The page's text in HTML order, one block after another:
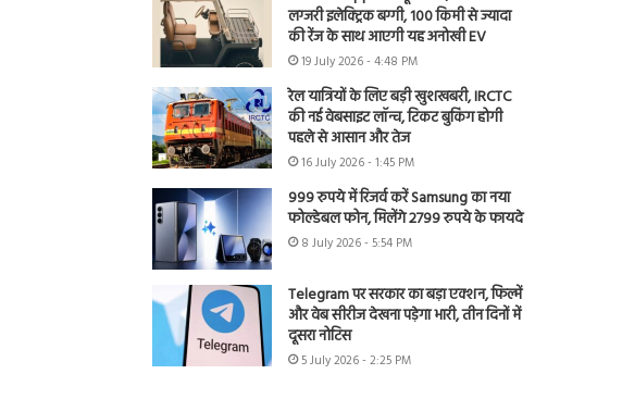
लग्जरी इलेक्ट्रिक बग्गी, 100 किमी से ज्यादा
की रेंज के साथ आएगी यह अनोखी EV
19 July 2026 - 4:48 PM
रेल यात्रियों के लिए बड़ी खुशखबरी, IRCTC
की नई वेबसाइट लॉन्च, टिकट बुकिंग होगी
पहले से आसान और तेज
16 July 2026 - 1:45 PM
999 रुपये में रिजर्व करें Samsung का नया
फोल्डेबल फोन, मिलेंगे 2799 रुपये के फायदे
8 July 2026 - 5:54 PM
Telegram पर सरकार का बड़ा एक्शन, फिल्में
और वेब सीरीज देखना पड़ेगा भारी, तीन दिनों में
दूसरा नोटिस
5 July 2026 - 2:25 PM